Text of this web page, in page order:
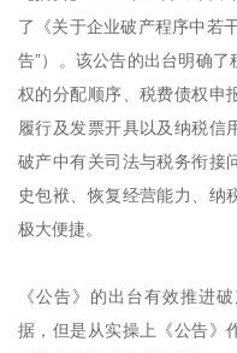
了《关于企业破产程序中若
告”）。该公告的出台明确
权的分配顺序、税费债权申
履行及发票开具以及纳税信
破产中有关司法与税务衔接
史包袱、恢复经营能力、纳
极大便捷。
《公告》的出台有效推进
据，但是从实操上《公告》